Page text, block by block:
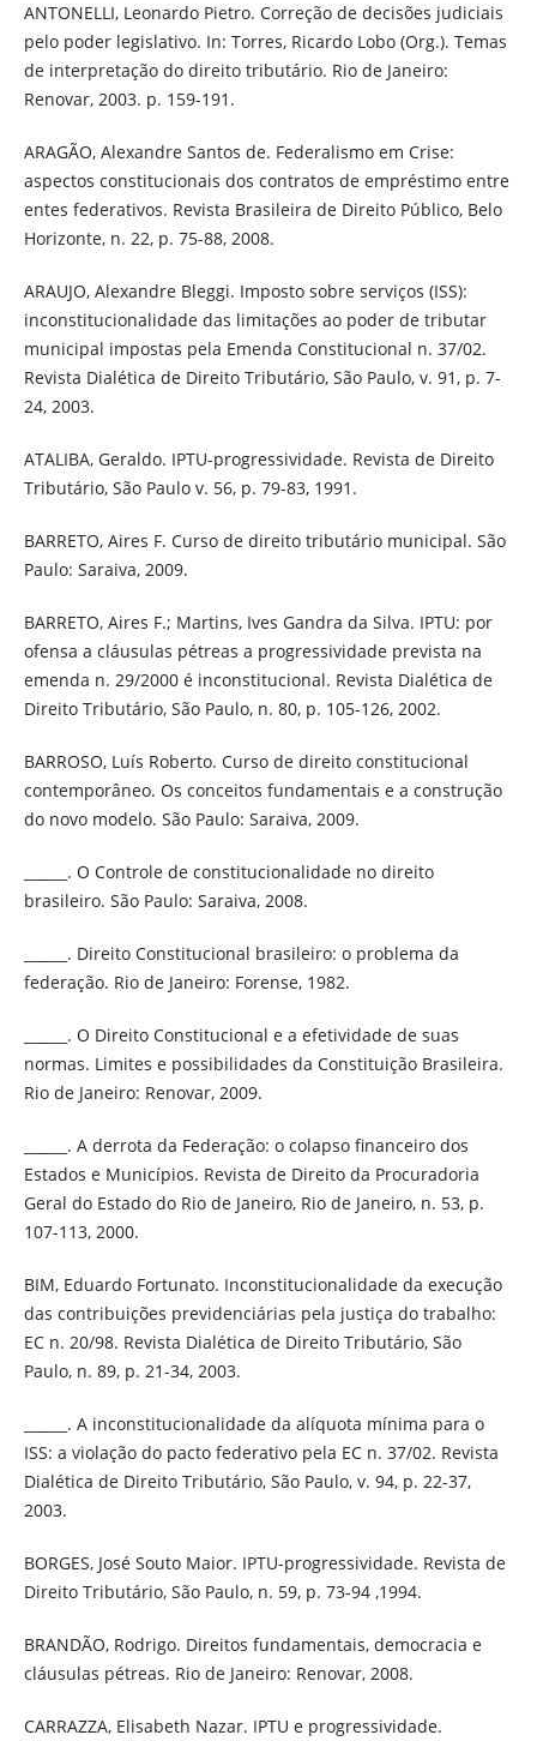
ANTONELLI, Leonardo Pietro. Correção de decisões judiciais
pelo poder legislativo. In: Torres, Ricardo Lobo (Org.). Temas
de interpretação do direito tributário. Rio de Janeiro:
Renovar, 2003. p. 159-191.
ARAGÃO, Alexandre Santos de. Federalismo em Crise:
aspectos constitucionais dos contratos de empréstimo entre
entes federativos. Revista Brasileira de Direito Público, Belo
Horizonte, n. 22, p. 75-88, 2008.
ARAUJO, Alexandre Bleggi. Imposto sobre serviços (ISS):
inconstitucionalidade das limitações ao poder de tributar
municipal impostas pela Emenda Constitucional n. 37/02.
Revista Dialética de Direito Tributário, São Paulo, v. 91, p. 7-
24, 2003.
ATALIBA, Geraldo. IPTU-progressividade. Revista de Direito
Tributário, São Paulo v. 56, p. 79-83, 1991.
BARRETO, Aires F. Curso de direito tributário municipal. São
Paulo: Saraiva, 2009.
BARRETO, Aires F.; Martins, Ives Gandra da Silva. IPTU: por
ofensa a cláusulas pétreas a progressividade prevista na
emenda n. 29/2000 é inconstitucional. Revista Dialética de
Direito Tributário, São Paulo, n. 80, p. 105-126, 2002.
BARROSO, Luís Roberto. Curso de direito constitucional
contemporâneo. Os conceitos fundamentais e a construção
do novo modelo. São Paulo: Saraiva, 2009.
______. O Controle de constitucionalidade no direito
brasileiro. São Paulo: Saraiva, 2008.
______. Direito Constitucional brasileiro: o problema da
federação. Rio de Janeiro: Forense, 1982.
______. O Direito Constitucional e a efetividade de suas
normas. Limites e possibilidades da Constituição Brasileira.
Rio de Janeiro: Renovar, 2009.
______. A derrota da Federação: o colapso financeiro dos
Estados e Municípios. Revista de Direito da Procuradoria
Geral do Estado do Rio de Janeiro, Rio de Janeiro, n. 53, p.
107-113, 2000.
BIM, Eduardo Fortunato. Inconstitucionalidade da execução
das contribuições previdenciárias pela justiça do trabalho:
EC n. 20/98. Revista Dialética de Direito Tributário, São
Paulo, n. 89, p. 21-34, 2003.
______. A inconstitucionalidade da alíquota mínima para o
ISS: a violação do pacto federativo pela EC n. 37/02. Revista
Dialética de Direito Tributário, São Paulo, v. 94, p. 22-37,
2003.
BORGES, José Souto Maior. IPTU-progressividade. Revista de
Direito Tributário, São Paulo, n. 59, p. 73-94 ,1994.
BRANDÃO, Rodrigo. Direitos fundamentais, democracia e
cláusulas pétreas. Rio de Janeiro: Renovar, 2008.
CARRAZZA, Elisabeth Nazar. IPTU e progressividade.